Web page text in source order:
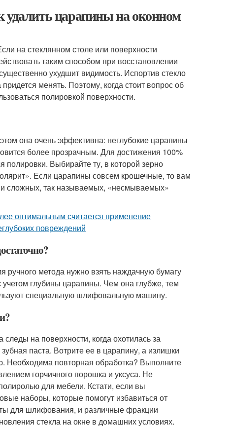
удалить царапины на оконном
на стеклянном столе или поверхности
таким способом при восстановлении
ухудшит видимость. Испортив стекло
менять. Поэтому, когда стоит вопрос об
полировкой поверхности.
она очень эффективна: неглубокие царапины
более прозрачным. Для достижения 100%
полировки. Выбирайте ту, в которой зерно
Если царапины совсем крошечные, то вам
сложных, так называемых, «несмываемых»
оптимальным считается применение
повреждений
метода нужно взять наждачную бумагу
глубины царапины. Чем она глубже, тем
специальную шлифовальную машину.
на поверхности, когда охотилась за
паста. Вотрите ее в царапину, а излишки
Необходима повторная обработка? Выполните
горчичного порошка и уксуса. Не
для мебели. Кстати, если вы
наборы, которые помогут избавиться от
для шлифования, и различные фракции
стекла на окне в домашних условиях.